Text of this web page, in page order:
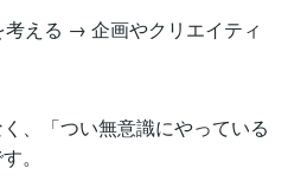
える → 企画やクリエイティ
、「つい無意識にやっている
。